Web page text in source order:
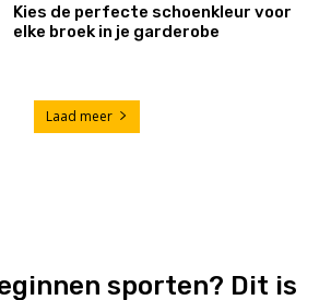
Kies de perfecte schoenkleur voor
elke broek in je garderobe
Laad meer